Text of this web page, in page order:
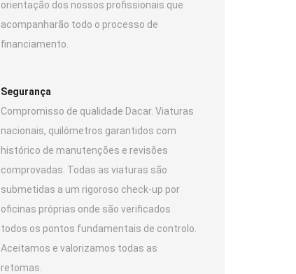
orientação dos nossos profissionais que
acompanharão todo o processo de
financiamento.
Segurança
Compromisso de qualidade Dacar. Viaturas
nacionais, quilómetros garantidos com
histórico de manutenções e revisões
comprovadas. Todas as viaturas são
submetidas a um rigoroso check-up por
oficinas próprias onde são verificados
todos os pontos fundamentais de controlo.
Aceitamos e valorizamos todas as
retomas.